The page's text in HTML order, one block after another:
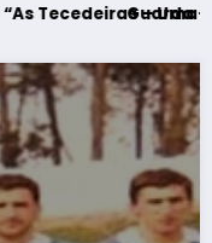
– Uma Questão
Guarda –